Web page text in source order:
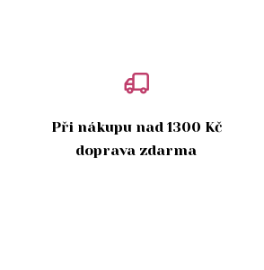
Při nákupu nad 1300 Kč
doprava zdarma